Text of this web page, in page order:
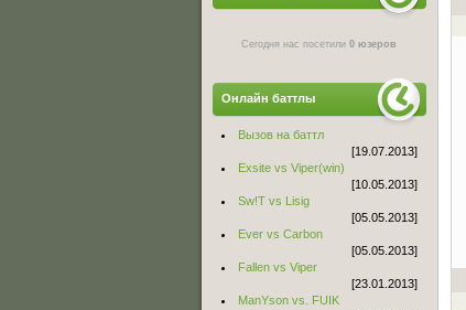
Сегодня нас посетили 0 юзеров
Онлайн баттлы
Вызов на баттл
[19.07.2013]
Exsite vs Viper(win)
[10.05.2013]
Sw!T vs Lisig
[05.05.2013]
Ever vs Carbon
[05.05.2013]
Fallen vs Viper
[23.01.2013]
ManYson vs. FUIK